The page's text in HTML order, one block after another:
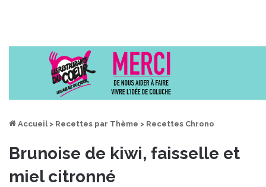
Accueil > Recettes par Thème > Recettes Chrono
Brunoise de kiwi, faisselle et
miel citronné